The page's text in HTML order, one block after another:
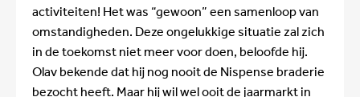
activiteiten! Het was “gewoon” een samenloop van
omstandigheden. Deze ongelukkige situatie zal zich
in de toekomst niet meer voor doen, beloofde hij.
Olav bekende dat hij nog nooit de Nispense braderie
bezocht heeft. Maar hij wil wel ooit de jaarmarkt in